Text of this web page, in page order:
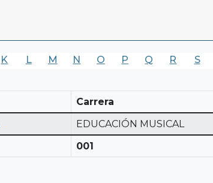
K L M N O P Q R S
Carrera
EDUCACIÓN MUSICAL
001